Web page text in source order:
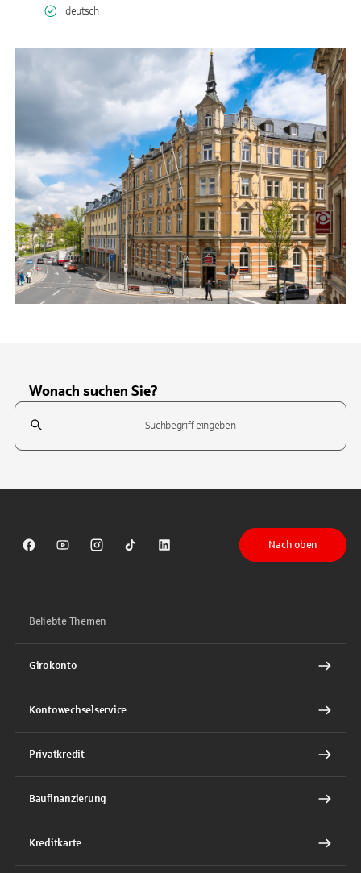
deutsch
Wonach suchen Sie?
Suchfeld
Sparkasse auf Facebook
Sparkasse auf Youtube
Sparkasse auf Instagram
Sparkasse auf TikTok
Sparkasse auf LinkedIn
Nach oben
Beliebte Themen
Girokonto
Kontowechselservice
Privatkredit
Baufinanzierung
Kreditkarte